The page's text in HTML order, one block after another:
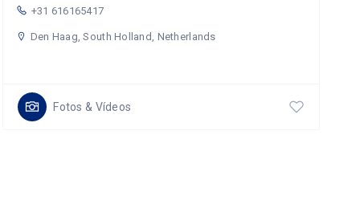
+31 616165417
Den Haag, South Holland, Netherlands
Fotos & Vídeos